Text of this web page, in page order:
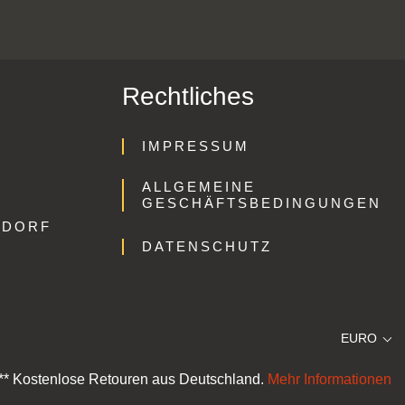
Rechtliches
IMPRESSUM
ALLGEMEINE
GESCHÄFTSBEDINGUNGEN
DATENSCHUTZ
EURO
Kostenlose Retouren aus Deutschland. Mehr Informationen